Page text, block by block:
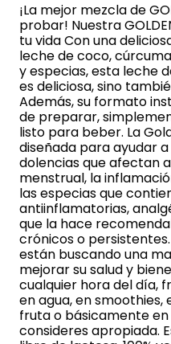
¡La mejor mezcla de
probar! Nuestra
tu vida Con una
leche de coco,
y especias, esta leche
es deliciosa, sino
Además, su formato
de preparar,
listo para beber. La
diseñada para ayudar
dolencias que afectan
menstrual, la
las especias que
antiinflamatorias,
que la hace
crónicos o
están buscando una
mejorar su salud y
cualquier hora del día,
en agua, en smoothies,
fruta o básicamente
consideres apropiada.